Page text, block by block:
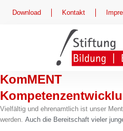
Download Kontakt
KomMENT
Vielfältig und ehrenamtlich ist unser
werden. Auch die Bereitschaft vieler